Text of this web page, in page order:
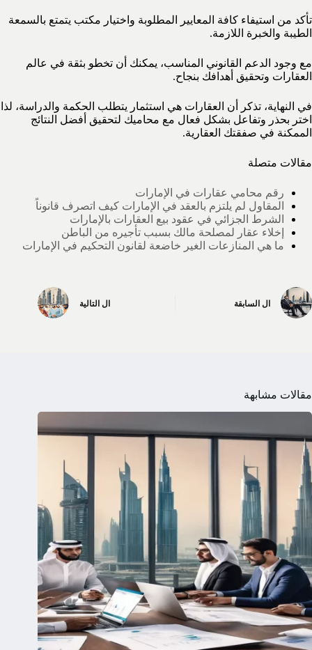
تأكد من استيفاء كافة المعايير المطلوبة واختيار مكتب يتمتع بالسمعة
الطيبة والخبرة اللازمة.
مع وجود الدعم القانوني المناسب، يمكنك أن تخطو بثقة في عالم
العقارات وتحقيق أهدافك بنجاح.
في النهاية، تذكر أن العقارات هي استثمار يتطلب الحكمة والدراسة، لذا
اختر بحذر وتفاعل بشكل فعال مع محاميك لتحقيق أفضل النتائج
الممكنة في صفقتك العقارية.
مقالات متصلة
رقم محامي عقارات في الإمارات
المقاول لم يلتزم بالعقد في الإمارات كيف اتصرف قانوناً
الشرط الجزائي في عقود بيع العقارات بالإمارات
إخلاء عقار لمصلحة مالك بسبب تأجيره من الباطن
ما هي المنازعات الغير خاضعة لقانون التحكيم في الإمارات
ال السابقة ال التالية
مقالات مشابهة